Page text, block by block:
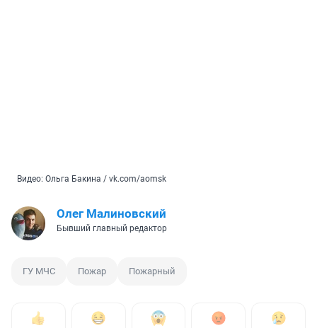
Видео: Ольга Бакина / vk.com/aomsk
Олег Малиновский
Бывший главный редактор
ГУ МЧС Пожар Пожарный